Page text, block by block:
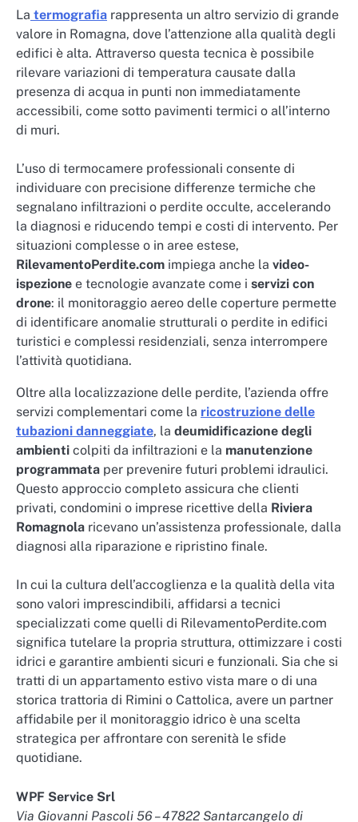
La termografia rappresenta un altro servizio di grande
valore in Romagna, dove l’attenzione alla qualità degli
edifici è alta. Attraverso questa tecnica è possibile
rilevare variazioni di temperatura causate dalla
presenza di acqua in punti non immediatamente
accessibili, come sotto pavimenti termici o all’interno
di muri.
L’uso di termocamere professionali consente di
individuare con precisione differenze termiche che
segnalano infiltrazioni o perdite occulte, accelerando
la diagnosi e riducendo tempi e costi di intervento. Per
situazioni complesse o in aree estese,
RilevamentoPerdite.com impiega anche la video-
ispezione e tecnologie avanzate come i servizi con
drone: il monitoraggio aereo delle coperture permette
di identificare anomalie strutturali o perdite in edifici
turistici e complessi residenziali, senza interrompere
l’attività quotidiana.
Oltre alla localizzazione delle perdite, l’azienda offre
servizi complementari come la ricostruzione delle
tubazioni danneggiate, la deumidificazione degli
ambienti colpiti da infiltrazioni e la manutenzione
programmata per prevenire futuri problemi idraulici.
Questo approccio completo assicura che clienti
privati, condomini o imprese ricettive della Riviera
Romagnola ricevano un’assistenza professionale, dalla
diagnosi alla riparazione e ripristino finale.
In cui la cultura dell’accoglienza e la qualità della vita
sono valori imprescindibili, affidarsi a tecnici
specializzati come quelli di RilevamentoPerdite.com
significa tutelare la propria struttura, ottimizzare i costi
idrici e garantire ambienti sicuri e funzionali. Sia che si
tratti di un appartamento estivo vista mare o di una
storica trattoria di Rimini o Cattolica, avere un partner
affidabile per il monitoraggio idrico è una scelta
strategica per affrontare con serenità le sfide
quotidiane.
WPF Service Srl
Via Giovanni Pascoli 56 – 47822 Santarcangelo di